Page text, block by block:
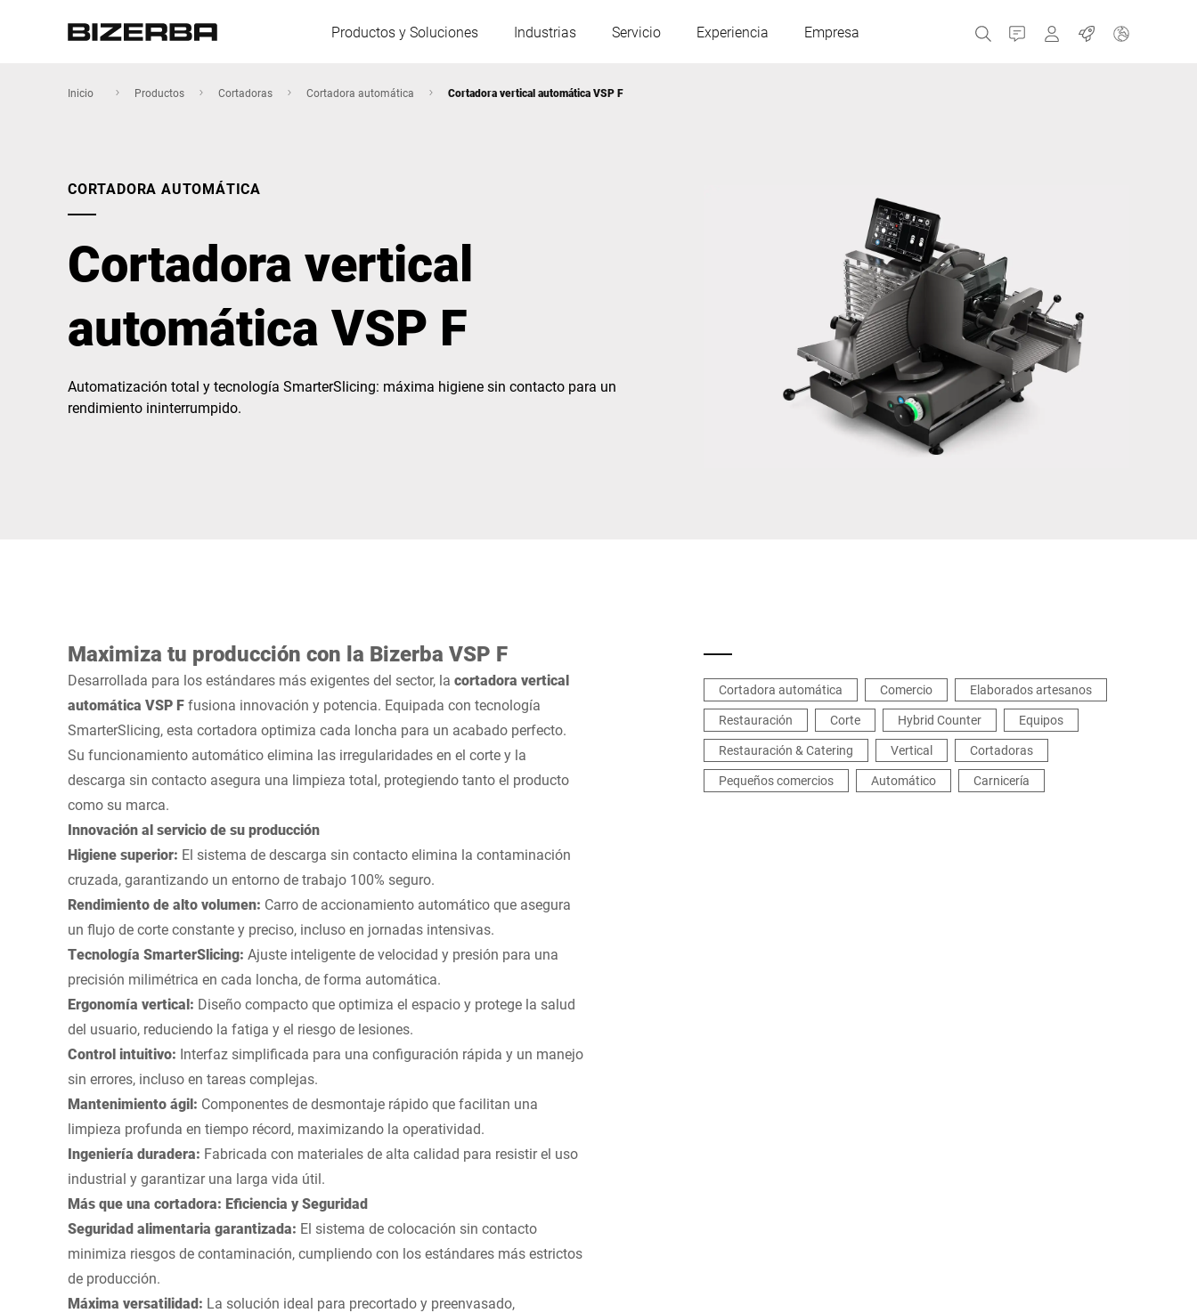
Productos y Soluciones Industrias Servicio Experiencia Empresa ContactoMyBizerbaTrabajos
Hungría Países Bajos
Polonia Rusia
España
Ucrania
America
Asia
Australia
África
Inicio Productos Cortadoras Cortadora automática Cortadora vertical automática VSP F
CORTADORA AUTOMÁTICA
Cortadora vertical
automática VSP F
Automatización total y tecnología SmarterSlicing: máxima higiene sin contacto para un
rendimiento ininterrumpido.
Maximiza tu producción con la Bizerba VSP F
Desarrollada para los estándares más exigentes del sector, la cortadora vertical
automática VSP Ffusiona innovación y potencia. Equipada con tecnología
SmarterSlicing, esta cortadora optimiza cada loncha para un acabado perfecto.
Su funcionamiento automático elimina las irregularidades en el corte y la
descarga sin contacto asegura una limpieza total, protegiendo tanto el producto
como su marca.
Innovación al servicio de su producción
Higiene superior: El sistema de descarga sin contacto elimina la contaminación
cruzada, garantizando un entorno de trabajo 100% seguro.
Rendimiento de alto volumen: Carro de accionamiento automático que asegura
un flujo de corte constante y preciso, incluso en jornadas intensivas.
Tecnología SmarterSlicing: Ajuste inteligente de velocidad y presión para una
precisión milimétrica en cada loncha, de forma automática.
Ergonomía vertical: Diseño compacto que optimiza el espacio y protege la salud
del usuario, reduciendo la fatiga y el riesgo de lesiones.
Control intuitivo: Interfaz simplificada para una configuración rápida y un manejo
sin errores, incluso en tareas complejas.
Mantenimiento ágil: Componentes de desmontaje rápido que facilitan una
limpieza profunda en tiempo récord, maximizando la operatividad.
Ingeniería duradera: Fabricada con materiales de alta calidad para resistir el uso
industrial y garantizar una larga vida útil.
Más que una cortadora: Eficiencia y Seguridad
Seguridad alimentaria garantizada: El sistema de colocación sin contacto
minimiza riesgos de contaminación, cumpliendo con los estándares más estrictos
de producción.
Máxima versatilidad: La solución ideal para precortado y preenvasado,
Cortadora automática Comercio
Elaborados artesanos
Restauración
Corte Hybrid Counter
Equipos
Restauración & Catering
Vertical
Cortadoras
Pequeños comercios
Automático Carnicería